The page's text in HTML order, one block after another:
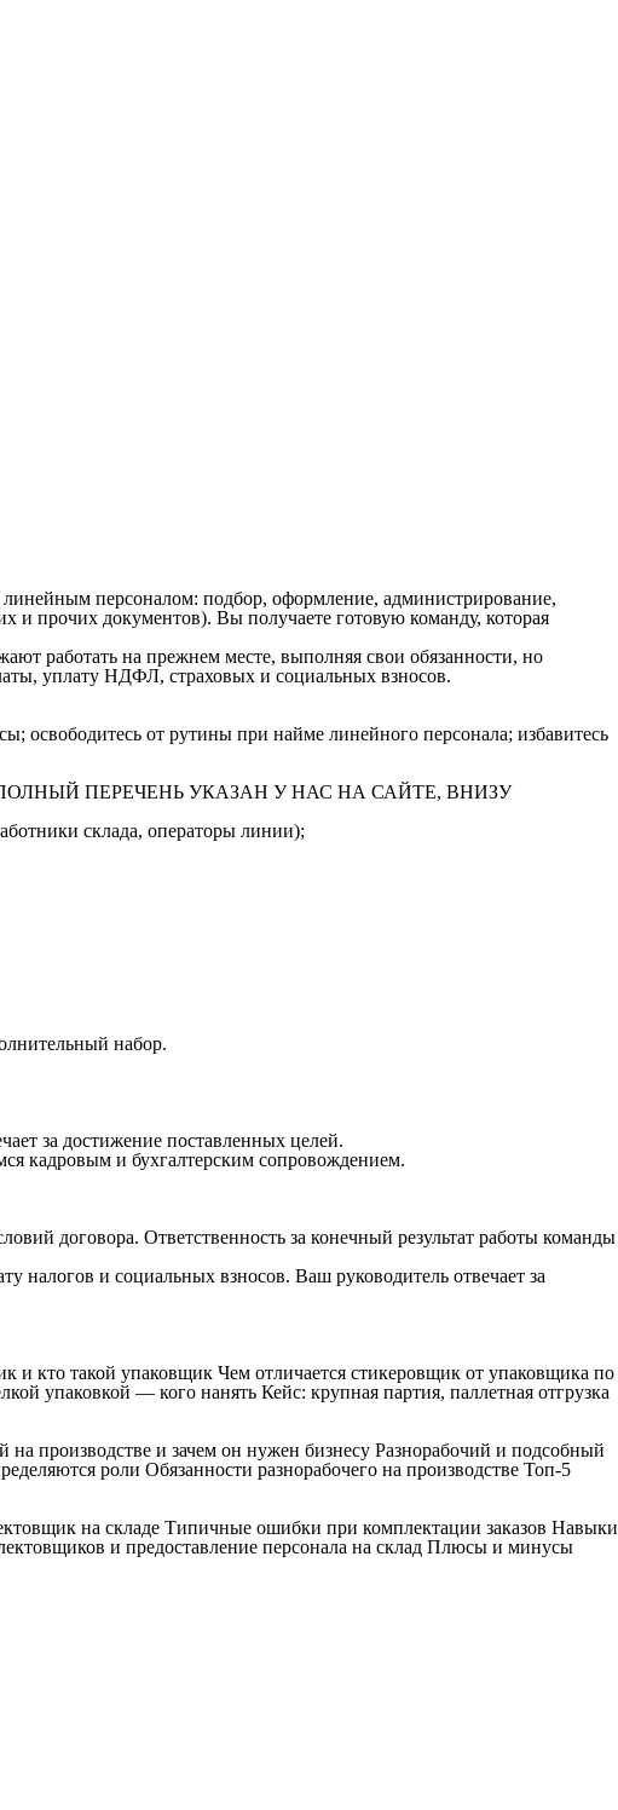
персоналом: подбор, оформление, администрирование,
прочих документов). Вы получаете готовую команду, которая
работать на прежнем месте, выполняя свои обязанности, но
уплату НДФЛ, страховых и социальных взносов.
освободитесь от рутины при найме линейного персонала; избавитесь
БОЛЕЕ ПОЛНЫЙ ПЕРЕЧЕНЬ УКАЗАН У НАС НА САЙТЕ, ВНИЗУ
склада, операторы линии);
набор.
за достижение поставленных целей.
кадровым и бухгалтерским сопровождением.
договора. Ответственность за конечный результат работы команды
налогов и социальных взносов. Ваш руководитель отвечает за
и кто такой упаковщик Чем отличается стикеровщик от упаковщика по
упаковкой — кого нанять Кейс: крупная партия, паллетная отгрузка
на производстве и зачем он нужен бизнесу Разнорабочий и подсобный
роли Обязанности разнорабочего на производстве Топ-5
на складе Типичные ошибки при комплектации заказов Навыки
и предоставление персонала на склад Плюсы и минусы